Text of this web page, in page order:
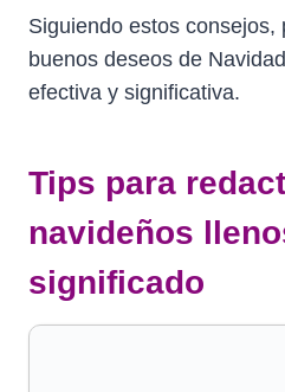
Siguiendo estos consejos,
buenos deseos de
efectiva y significativa.
Tips para
navideños
significado